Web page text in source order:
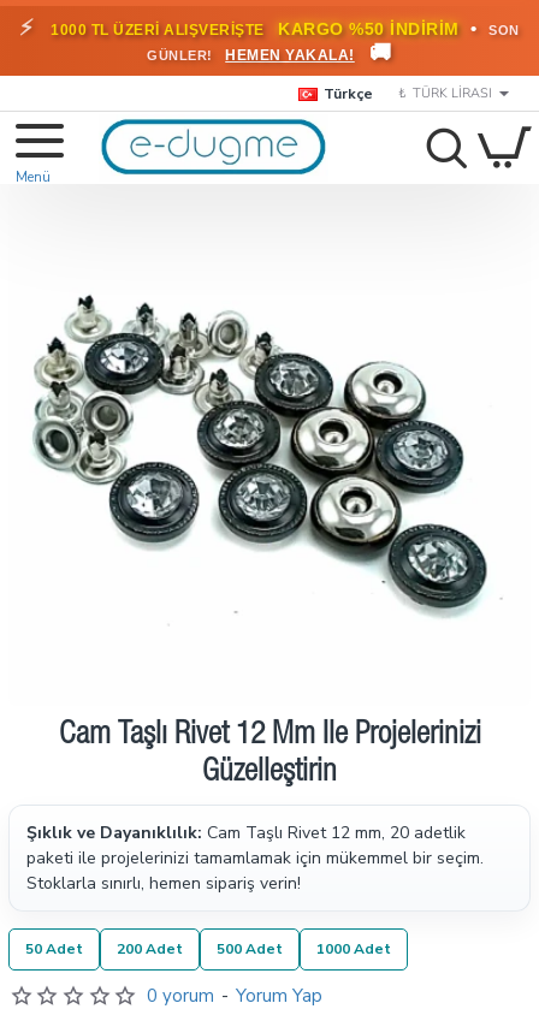
⚡ 1000 TL ÜZERİ ALIŞVERİŞTE KARGO %50 İNDİRİM •
SON
GÜNLER!
HEMEN YAKALA! 🚚
Türkçe ₺ TÜRK LIRASI
Ön Sipariş
Cam Taşlı Rivet 12 Mm Ile Projelerinizi
Güzelleştirin
Şıklık ve Dayanıklılık: Cam Taşlı Rivet 12 mm, 20 adetlik
paketi ile projelerinizi tamamlamak için mükemmel bir seçim.
Stoklarla sınırlı, hemen sipariş verin!
0 yorum - Yorum Yap
50 Adet 200 Adet 500 Adet 1000 Adet